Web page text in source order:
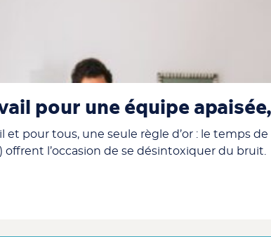
pour une équipe
et pour tous, une seule règle d’or : le temps
l’occasion de se désintoxiquer du bruit.